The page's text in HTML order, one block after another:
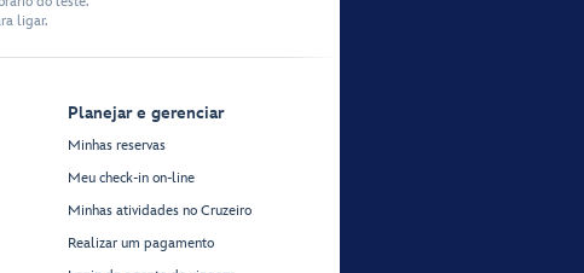
ligar.
Planejar e gerenciar
Minhas reservas
Meu check-in on-line
Minhas atividades no Cruzeiro
Realizar um pagamento